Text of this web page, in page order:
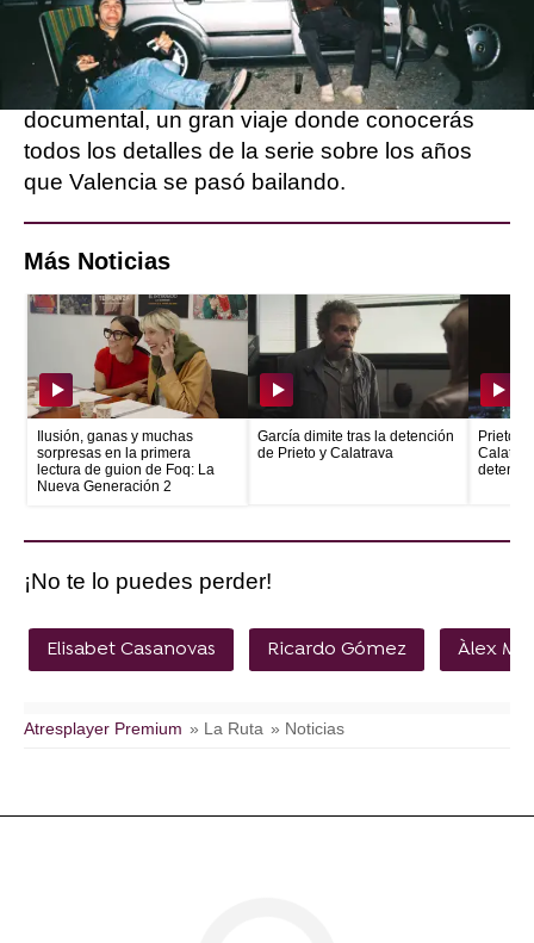
vuelta a la serie y empezaremos por el capítulo
8 a las 17 horas hasta llegar al final de 'La
Ruta'! Además, también se emitirá el
documental, un gran viaje donde conocerás
todos los detalles de la serie sobre los años
que Valencia se pasó bailando.
Más Noticias
Ilusión, ganas y muchas
sorpresas en la primera
lectura de guion de Foq: La
Nueva Generación 2
García dimite tras la detención
de Prieto y Calatrava
Prieto
¡No te lo puedes perder!
Elisabet Casanovas Ricardo Gómez Àlex
Atresplayer Premium » La Ruta » Noticias